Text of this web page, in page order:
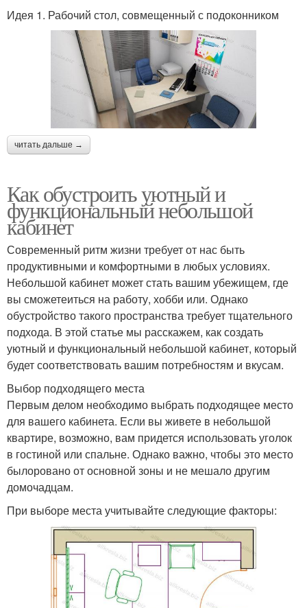
Идея 1. Рабочий стол, совмещенный с подоконником
читать дальше →
Как обустроить уютный и
функциональный небольшой
кабинет
Современный ритм жизни требует от нас быть
продуктивными и комфортными в любых условиях.
Небольшой кабинет может стать вашим убежищем, где
вы сможетеиться на работу, хобби или. Однако
обустройство такого пространства требует тщательного
подхода. В этой статье мы расскажем, как создать
уютный и функциональный небольшой кабинет, который
будет соответствовать вашим потребностям и вкусам.
Выбор подходящего места
Первым делом необходимо выбрать подходящее место
для вашего кабинета. Если вы живете в небольшой
квартире, возможно, вам придется использовать уголок
в гостиной или спальне. Однако важно, чтобы это место
былоровано от основной зоны и не мешало другим
домочадцам.
При выборе места учитывайте следующие факторы: